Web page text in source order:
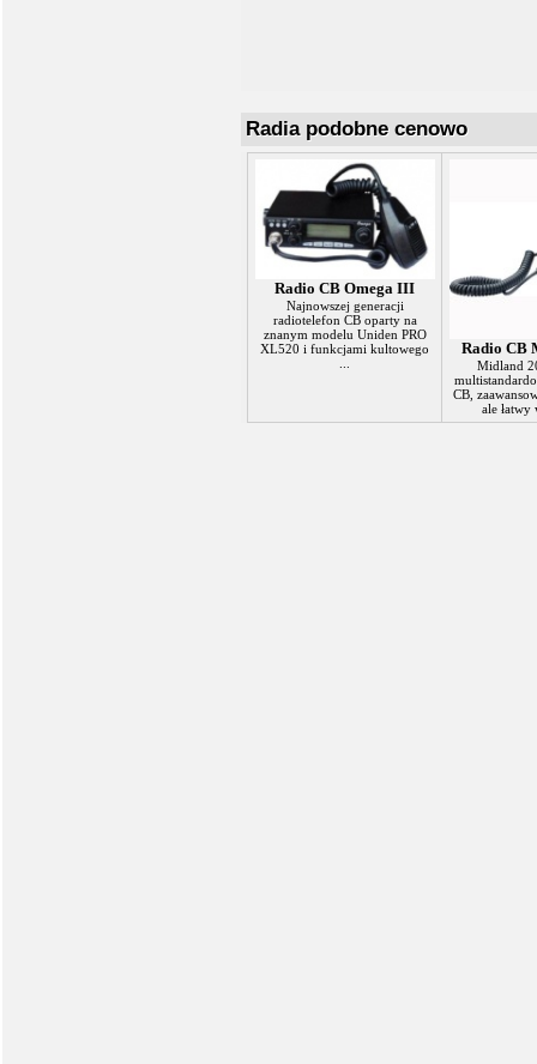
Radia podobne cenowo
Radio CB Omega III
Najnowszej generacji
radiotelefon CB oparty na
znanym modelu Uniden PRO
XL520 i funkcjami kultowego
Radio CB
Midland
CB,
ale łatwy